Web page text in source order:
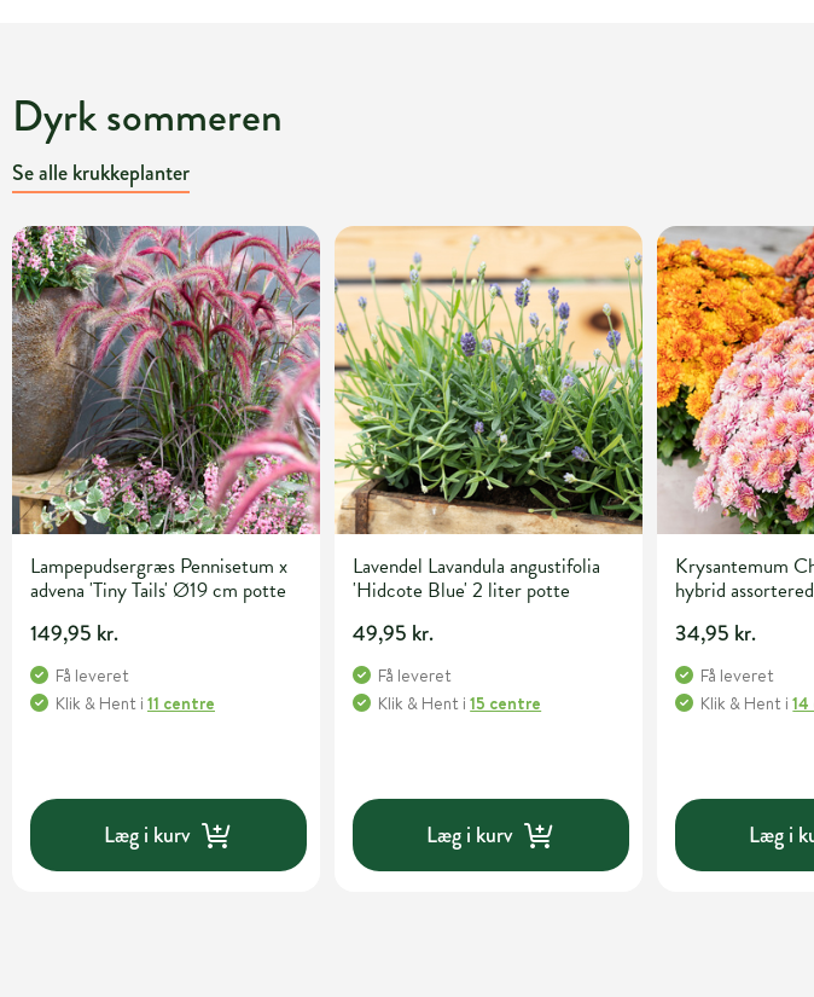
Dyrk sommeren
Se alle krukkeplanter
Lampepudsergræs Pennisetum x
advena 'Tiny Tails' Ø19 cm potte
149,95 kr.
Få leveret
Klik & Hent i 11 centre
Læg i kurv
Lavendel Lavandula angustifolia
'Hidcote Blue' 2 liter potte
49,95 kr.
Få leveret
Klik & Hent i15 centre
Læg i kurv
Krysantemum
hybrid
34,95 kr.
Få leveret
Klik & Hent i
Læg i